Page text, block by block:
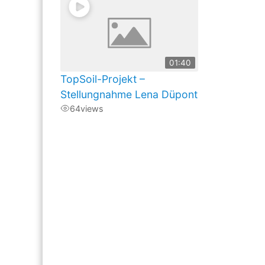
01:40
TopSoil-Projekt –
Stellungnahme Lena Düpont
64views